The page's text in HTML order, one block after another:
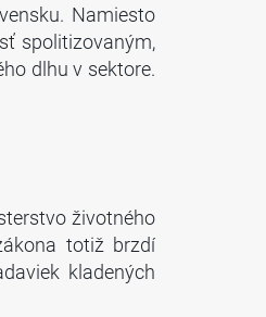
Namiesto
spolitizovaným,
dlhu v sektore.
životného
totiž brzdí
kladených